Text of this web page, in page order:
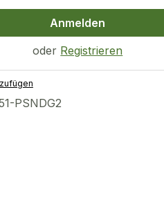
Anmelden
oder Registrieren
PSNDG2